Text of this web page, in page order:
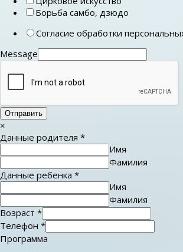
Борьба самбо, дзюдо
Согласие обработки
Message
Отправить
×
Данные родителя *
Имя
Фамилия
Данные ребенка *
Имя
Фамилия
Возраст *
Телефон *
Программа